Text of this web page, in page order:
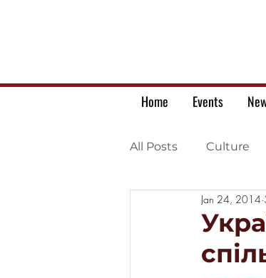
Home Events
All Posts Culture
Ukrainian war
Jan 24, 2014